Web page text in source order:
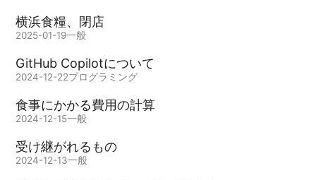
横浜食糧、閉店
2025-01-19一般
GitHub Copilotについて
2024-12-22プログラミング
食事にかかる費用の計算
2024-12-15一般
受け継がれるもの
2024-12-13一般